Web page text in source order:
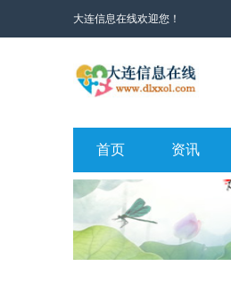
大连信息在线欢迎您！
首页 资讯